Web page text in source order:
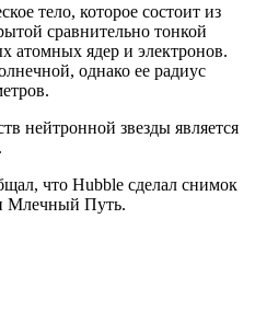
тело, которое состоит из
сравнительно тонкой
атомных ядер и электронов.
однако ее радиус
нейтронной звезды является
что Hubble сделал снимок
Млечный Путь.